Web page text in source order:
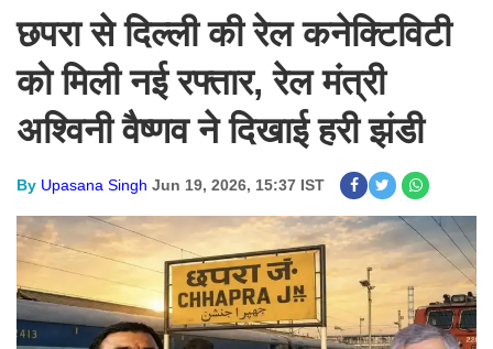
छपरा से दिल्ली की रेल कनेक्टिविटी
को मिली नई रफ्तार, रेल मंत्री
अश्विनी वैष्णव ने दिखाई हरी झंडी
By Upasana Singh Jun 19, 2026, 15:37 IST